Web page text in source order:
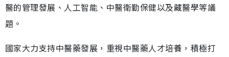
醫的管理發展、人工智能、中醫衛勤保健以及藏醫學等議
題。
國家大力支持中醫藥發展，重視中醫藥人才培養，積極打